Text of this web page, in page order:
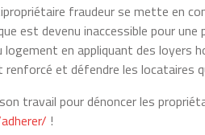
fraudeur se mette en
est devenu inaccessible pour
en appliquant des loyers
renforcé et défendre les locataires
travail pour dénoncer les
!